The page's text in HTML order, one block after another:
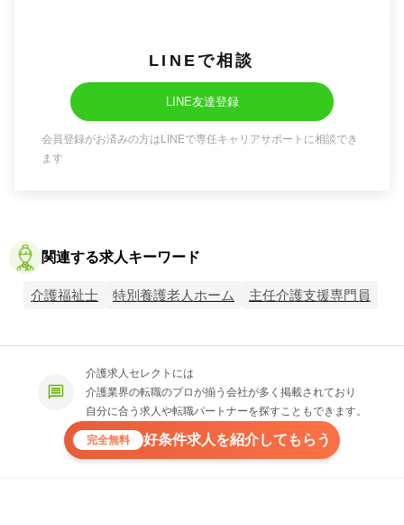
LINEで相談
LINE友達登録
会員登録がお済みの方はLINEで専任キャリアサポートに相談でき
ます
関連する求人キーワード
介護福祉士 特別養護老人ホーム 主任介護支援専門員
介護求人セレクトには
介護業界の転職のプロが揃う会社が多く掲載されており
自分に合う求人や転職パートナーを探すこともできます。
完全無料 好条件求人を紹介してもらう